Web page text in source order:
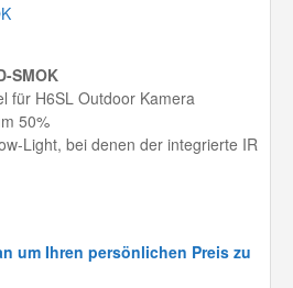
SMOK
für H6SL Outdoor Kamera
50%
Light, bei denen der integrierte IR
um Ihren persönlichen Preis zu